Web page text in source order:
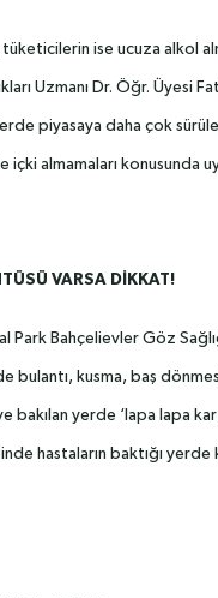
tüketicilerin ise ucuza alkol
Uzmanı Dr. Öğr. Üyesi
piyasaya daha çok
almamaları konusunda
VARSA DİKKAT!
Park Bahçelievler Göz
bulantı, kusma, baş
bakılan yerde ‘lapa lapa
hastaların baktığı